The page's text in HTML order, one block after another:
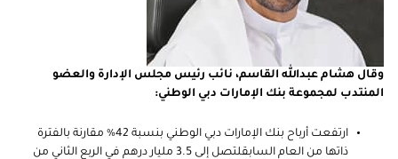
وقال هشام عبدالله القاسم، نائب رئيس مجلس الإدارة والعضو
المنتدب لمجموعة بنك الإمارات دبي الوطني:
ارتفعت أرباح بنك الإمارات دبي الوطني بنسبة 42% مقارنة بالفترة
ذاتها من العام السابقلتصل إلى 3.5 مليار درهم في الربع الثاني من